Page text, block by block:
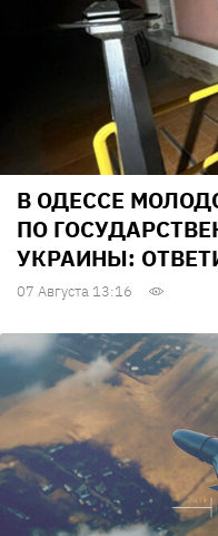
В ОДЕССЕ
ПО
УКРАИНЫ:
07 Августа 13:16